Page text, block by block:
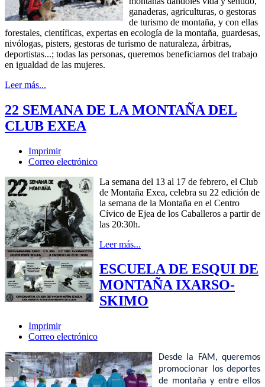
ganaderas, agriculturas, o gestoras
de turismo de montaña, y con ellas
forestales, científicas, expertas en ecología de la montaña, guardesas,
nivólogas, pisters, gestoras de turismo de naturaleza, árbitras,
deportistas...; todas las personas, queremos beneficiarnos del trabajo
en igualdad de las mujeres.
Leer más...
22 SEMANA DE LA MONTAÑA DEL
CLUB EXEA
Imprimir
Correo electrónico
La semana del 13 al 17 de febrero, el Club
de Montaña Exea, celebra su 22 edición de
la semana de la Montaña en el Centro
Cívico de Ejea de los Caballeros a partir de
las 20:30h.
Leer más...
ESCUELA DE ESQUI DE
MONTAÑA IXARSO-
SKIMO
Imprimir
Correo electrónico
Desde la FAM, queremos
promocionar los deportes
de montaña y entre ellos